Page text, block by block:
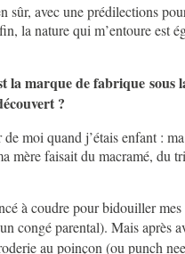
sûr, avec une prédilections
la nature qui m’entoure est
la marque de fabrique sous
?
moi quand j’étais enfant :
mère faisait du macramé, du
à coudre pour bidouiller
congé parental). Mais après
au poinçon (ou punch